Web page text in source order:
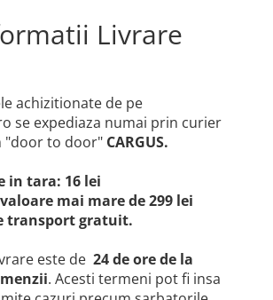
Livrare
achizitionate de pe
se expediaza numai prin curier
"door to door" CARGUS.
in tara: 16 lei
mai mare de 299 lei
transport gratuit.
este de 24 de ore de la
. Acesti termeni pot fi insa